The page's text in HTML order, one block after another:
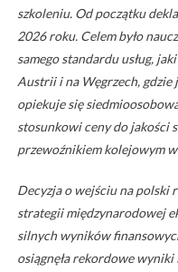
szkoleniu. Od początku
2026 roku. Celem było
samego standardu usług,
Austrii i na Węgrzech,
opiekuje się
stosunkowi ceny do jakości
przewoźnikiem kolejowym
Decyzja o wejściu na polski
strategii międzynarodowej
silnych wyników
osiągnęła rekordowe